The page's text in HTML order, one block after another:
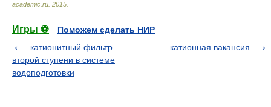
academic.ru 2015
Игры ⚽
Поможем сделать НИР
катионитный фильтр
второй ступени в системе
водоподготовки
катионная вакансия